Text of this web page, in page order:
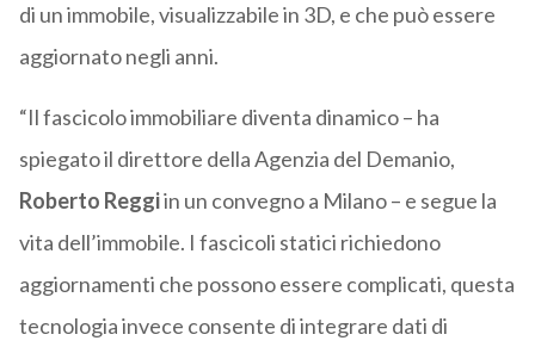
di un immobile, visualizzabile in 3D, e che può essere
aggiornato negli anni.
“Il fascicolo immobiliare diventa dinamico – ha
spiegato il direttore della Agenzia del Demanio,
Roberto Reggiin un convegno a Milano – e segue la
vita dell’immobile. I fascicoli statici richiedono
aggiornamenti che possono essere complicati, questa
tecnologia invece consente di integrare dati di